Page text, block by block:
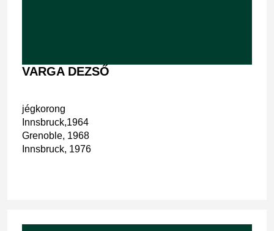
VARGA DEZSŐ
jégkorong
Innsbruck,1964
Grenoble, 1968
Innsbruck, 1976